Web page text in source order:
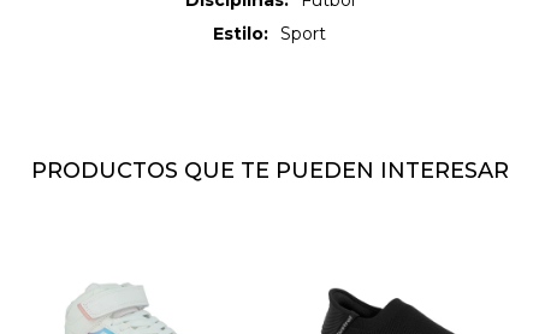
Estilo
Sport
PRODUCTOS QUE TE PUEDEN INTERESAR